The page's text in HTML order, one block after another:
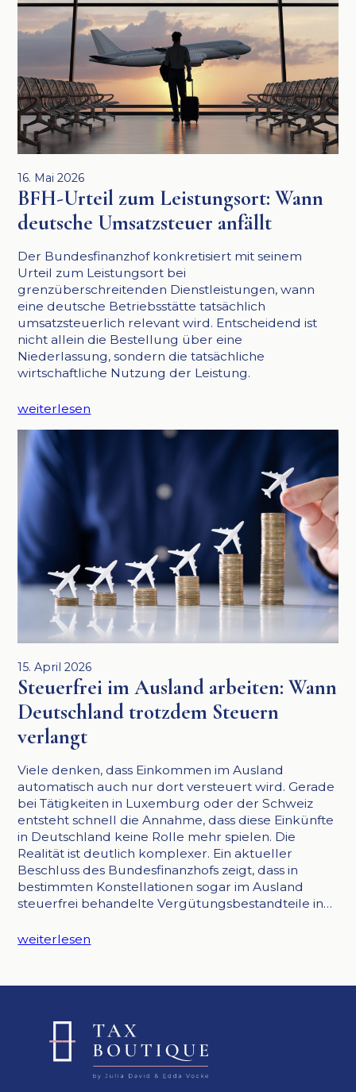
16. Mai 2026
BFH-Urteil zum Leistungsort: Wann
deutsche Umsatzsteuer anfällt
Der Bundesfinanzhof konkretisiert mit seinem
Urteil zum Leistungsort bei
grenzüberschreitenden Dienstleistungen, wann
eine deutsche Betriebsstätte tatsächlich
umsatzsteuerlich relevant wird. Entscheidend ist
nicht allein die Bestellung über eine
Niederlassung, sondern die tatsächliche
wirtschaftliche Nutzung der Leistung.
weiterlesen
15. April 2026
Steuerfrei im Ausland arbeiten: Wann
Deutschland trotzdem Steuern
verlangt
Viele denken, dass Einkommen im Ausland
automatisch auch nur dort versteuert wird. Gerade
bei Tätigkeiten in Luxemburg oder der Schweiz
entsteht schnell die Annahme, dass diese Einkünfte
in Deutschland keine Rolle mehr spielen. Die
Realität ist deutlich komplexer. Ein aktueller
Beschluss des Bundesfinanzhofs zeigt, dass in
bestimmten Konstellationen sogar im Ausland
steuerfrei behandelte Vergütungsbestandteile in…
weiterlesen